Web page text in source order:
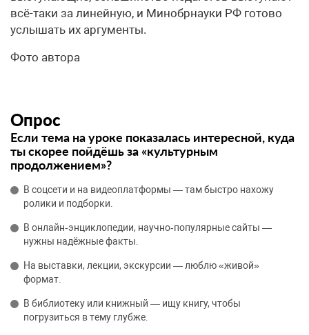
всё-таки за линейную, и Минобрнауки РФ готово
услышать их аргументы.
Фото автора
Опрос
Если тема на уроке показалась интересной, куда
ты скорее пойдёшь за «культурным
продолжением»?
В соцсети и на видеоплатформы — там быстро нахожу
ролики и подборки.
В онлайн‑энциклопедии, научно‑популярные сайты —
нужны надёжные факты.
На выставки, лекции, экскурсии — люблю «живой»
формат.
В библиотеку или книжный — ищу книгу, чтобы
погрузиться в тему глубже.